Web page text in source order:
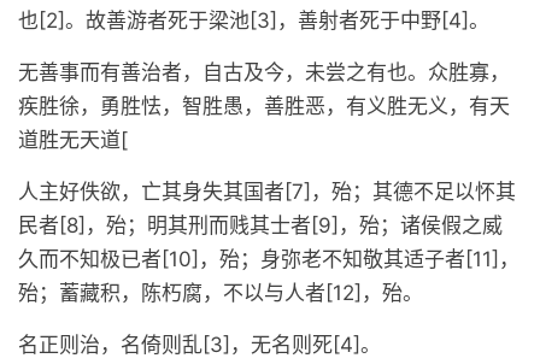
也[2]。故善游者死于梁池[3]，善射者死于中野[4]。
无善事而有善治者，自古及今，未尝之有也。众胜寡，
疾胜徐，勇胜怯，智胜愚，善胜恶，有义胜无义，有天
道胜无天道[
人主好佚欲，亡其身失其国者[7]，殆；其德不足以怀其
民者[8]，殆；明其刑而贱其士者[9]，殆；诸侯假之威
久而不知极已者[10]，殆；身弥老不知敬其适子者[11]，
殆；蓄藏积，陈朽腐，不以与人者[12]，殆。
名正则治，名倚则乱[3]，无名则死[4]。